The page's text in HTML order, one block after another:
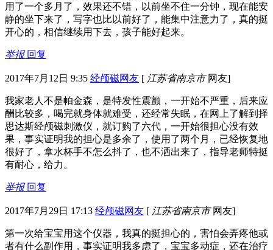
用了一个多月了，效果还不错，以前坐不住一分钟，现在能安
静的坐下来了，写字也比以前好了，能集中注意力了，真的挺
开心的，相信继续用下去，孩子能好起来。
举报 回复
2017年7月12日 9:35 经颅磁网友 [ 江苏省南京市网友]
我家老人不是帕金森，是特发性震颤，一开始不严重，后来应
酬比较多，喝完就身体就难受，还经常失眠，在网上了解到择
思达斯经颅磁刺激仪，就订购了六代，一开始很担心没有效
果，事实证明我的担心是多余了，使用了两个月，已经恢复地
很好了，拿水杯手不怎么抖了，也不洒出来了，指导老师特挺
有耐心，给力。
举报 回复
2017年7月29日 17:13 经颅磁网友 [ 江苏省南京市网友]
第一次给宝宝用这个仪器，我真的挺担心的，害怕会弄疼他或
者有什么副作用，事实证明我多虑了，宝宝多动症，还在治疗